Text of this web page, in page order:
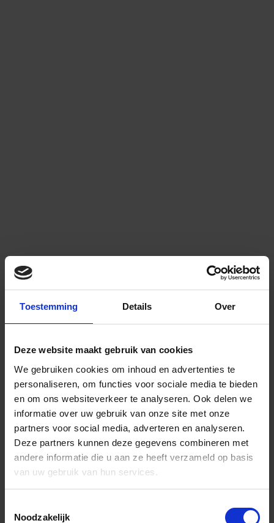
Toestemming Details Over
Deze website maakt gebruik van cookies
We gebruiken cookies om inhoud en advertenties te
personaliseren, om functies voor sociale media te bieden
en om ons websiteverkeer te analyseren. Ook delen we
informatie over uw gebruik van onze site met onze
partners voor social media, adverteren en analyseren.
Deze partners kunnen deze gegevens combineren met
andere informatie die u aan ze heeft verzameld op basis
van uw gebruik van hun services.
Noodzakelijk